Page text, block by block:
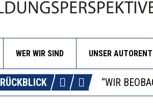
WER WIR SIND UNSERICH WILL
WORAUS
“WIR
DIE